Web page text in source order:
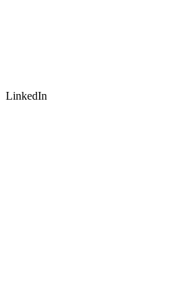
LinkedIn